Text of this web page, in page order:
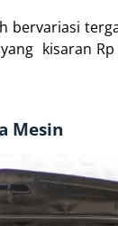
bervariasi
kisaran
Mesin